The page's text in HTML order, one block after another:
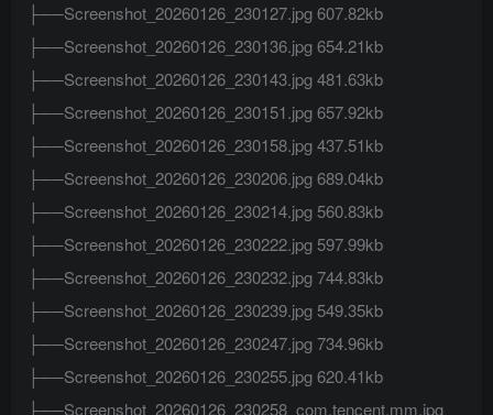
├──Screenshot_20260126_230127.jpg 607.82kb
├──Screenshot_20260126_230136.jpg 654.21kb
├──Screenshot_20260126_230143.jpg 481.63kb
├──Screenshot_20260126_230151.jpg 657.92kb
├──Screenshot_20260126_230158.jpg 437.51kb
├──Screenshot_20260126_230206.jpg 689.04kb
├──Screenshot_20260126_230214.jpg 560.83kb
├──Screenshot_20260126_230222.jpg 597.99kb
├──Screenshot_20260126_230232.jpg 744.83kb
├──Screenshot_20260126_230239.jpg 549.35kb
├──Screenshot_20260126_230247.jpg 734.96kb
├──Screenshot_20260126_230255.jpg 620.41kb
├──Screenshot_20260126_230258_com.tencent.mm.jpg